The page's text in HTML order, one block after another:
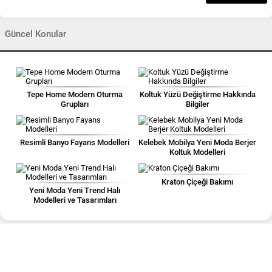
Güncel Konular
Tepe Home Modern Oturma
Grupları
Koltuk Yüzü Değiştirme Hakkında
Bilgiler
Resimli Banyo Fayans Modelleri
Kelebek Mobilya Yeni Moda Berjer
Koltuk Modelleri
Yeni Moda Yeni Trend Halı
Modelleri ve Tasarımları
Kraton Çiçeği Bakımı